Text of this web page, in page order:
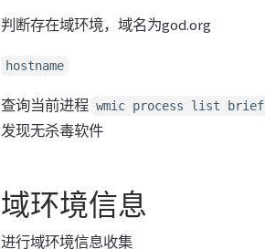
判断存在域环境，域名为god.org
hostname
查询当前进程 wmic process list brief
发现无杀毒软件
域环境信息
进行域环境信息收集